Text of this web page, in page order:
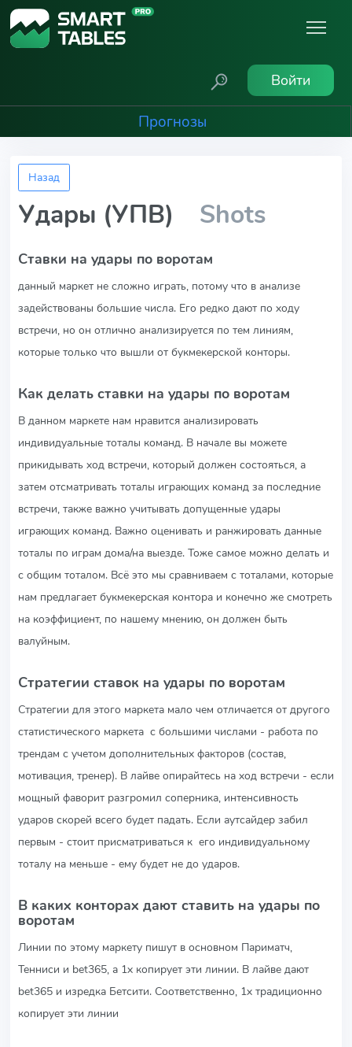
Войти
Прогнозы
Назад
Удары (УПВ) Shots
Ставки на удары по воротам
данный маркет не сложно играть, потому что в анализе
задействованы большие числа. Его редко дают по ходу
встречи, но он отлично анализируется по тем линиям,
которые только что вышли от букмекерской конторы.
Как делать ставки на удары по воротам
В данном маркете нам нравится анализировать
индивидуальные тоталы команд. В начале вы можете
прикидывать ход встречи, который должен состояться, а
затем отсматривать тоталы играющих команд за последние
встречи, также важно учитывать допущенные удары
играющих команд. Важно оценивать и ранжировать данные
тоталы по играм дома/на выезде. Тоже самое можно делать и
с общим тоталом. Всё это мы сравниваем с тоталами, которые
нам предлагает букмекерская контора и конечно же смотреть
на коэффициент, по нашему мнению, он должен быть
валуйным.
Стратегии ставок на удары по воротам
Стратегии для этого маркета мало чем отличается от другого
статистического маркета с большими числами - работа по
трендам с учетом дополнительных факторов (состав,
мотивация, тренер). В лайве опирайтесь на ход встречи - если
мощный фаворит разгромил соперника, интенсивность
ударов скорей всего будет падать. Если аутсайдер забил
первым - стоит присматриваться к его индивидуальному
тоталу на меньше - ему будет не до ударов.
В каких конторах дают ставить на удары по
воротам
Линии по этому маркету пишут в основном Париматч,
Тенниси и bet365, а 1х копирует эти линии. В лайве дают
bet365 и изредка Бетсити. Соответственно, 1х традиционно
копирует эти линии